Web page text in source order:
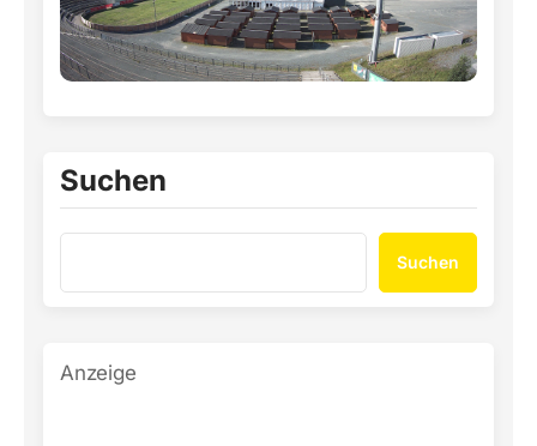
Suchen
Suchen
Anzeige